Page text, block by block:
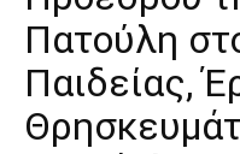
Πατούλη
Παιδείας,